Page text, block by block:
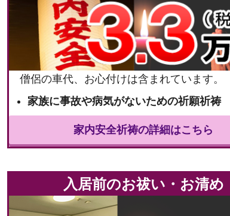
僧侶の車代、お心付けは含まれています。
家族に事故や病気がないための祈願祈祷
家内安全祈祷の詳細はこちら
入居前のお祓い・お清め